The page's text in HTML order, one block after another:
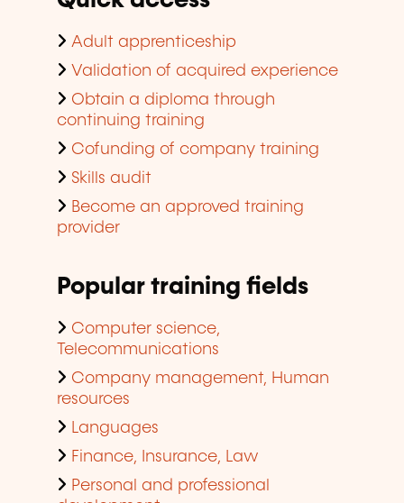
Adult apprenticeship
Validation of acquired experience
Obtain a diploma through
continuing training
Cofunding of company training
Skills audit
Become an approved training
provider
Popular training fields
Computer science,
Telecommunications
Company management, Human
resources
Languages
Finance, Insurance, Law
Personal and professional